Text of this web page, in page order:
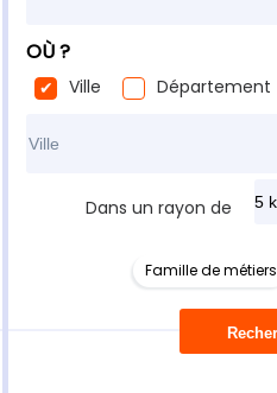
OÙ ?
Ville Département
Dans un rayon de
Famille de métiers